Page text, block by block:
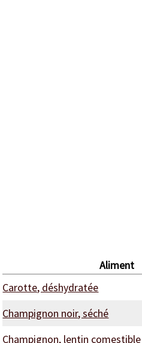
Aliment
Carotte, déshydratée
Champignon noir, séché
Champignon, lentin